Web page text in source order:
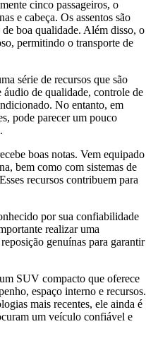
cinco passageiros, o
e cabeça. Os assentos são
boa qualidade. Além disso, o
permitindo o transporte de
série de recursos que são
áudio de qualidade, controle de
No entanto, em
pode parecer um pouco
boas notas. Vem equipado
bem como com sistemas de
recursos contribuem para
por sua confiabilidade
realizar uma
genuínas para garantir
SUV compacto que oferece
espaço interno e recursos.
mais recentes, ele ainda é
um veículo confiável e